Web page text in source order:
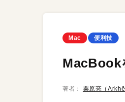
Mac 便利技
MacBook
著者： 栗原亮（Arkhē